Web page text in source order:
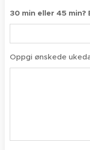
30 min eller 45
Oppgi ønskede